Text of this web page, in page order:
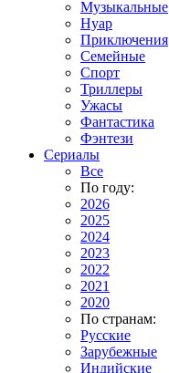
Музыкальные
Нуар
Приключения
Семейные
Спорт
Триллеры
Ужасы
Фантастика
Фэнтези
Сериалы
Все
По году:
2026
2025
2024
2023
2022
2021
2020
По странам:
Русские
Зарубежные
Индийские